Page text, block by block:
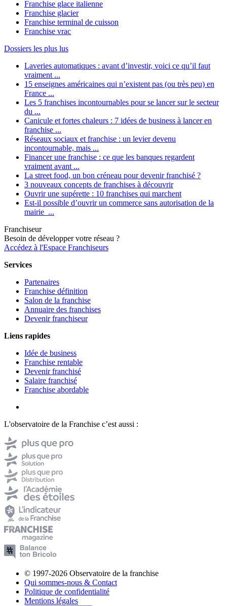
Franchise glace italienne
Franchise glacier
Franchise terminal de cuisson
Franchise vrac
Dossiers les plus lus
Laveries automatiques : avant d’investir, voici ce qu’il faut
vraiment ...
15 enseignes américaines qui n’existent pas (ou très peu) en
France ...
Les 5 franchises incontournables pour se lancer sur le secteur
du ...
Canicule et fortes chaleurs : 7 idées de business à lancer en
franchise ...
Réseaux sociaux et franchise : un levier devenu
incontournable, mais ...
Financer une franchise : ce que les banques regardent
vraiment avant ...
La street food, un bon créneau pour devenir franchisé ?
3 nouveaux concepts de franchises à découvrir
Ouvrir une supérette : 10 franchises qui marchent
Est-il possible d’ouvrir un commerce sans autorisation de la
mairie ...
Franchiseur
Besoin de développer votre réseau ?
Accédez à l'Espace Franchiseurs
Services
Partenaires
Franchise définition
Salon de la franchise
Annuaire des franchises
Devenir franchiseur
Liens rapides
Idée de business
Franchise rentable
Devenir franchisé
Salaire franchisé
Franchise abordable
L'observatoire de la Franchise c’est aussi :
© 1997-2026 Observatoire de la franchise
Qui sommes-nous & Contact
Politique de confidentialité
Mentions légales